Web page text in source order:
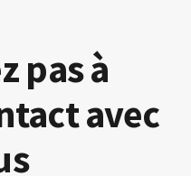
pas à
avec